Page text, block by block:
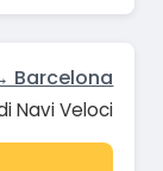
Barcelona
Navi Veloci